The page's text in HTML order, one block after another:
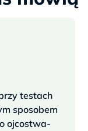
testach
sposobem
ojcostwa-